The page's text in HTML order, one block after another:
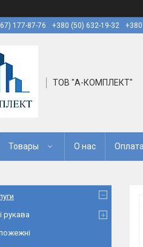
177-87-76
+380 (50) 632-19-32
ТОВ "А-КОМПЛЕКТ"
Товары О нас
рукава